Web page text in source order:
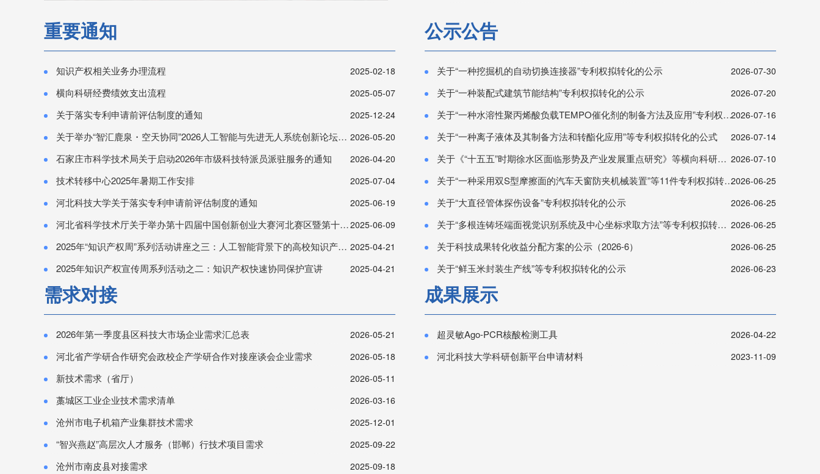
重要通知
知识产权相关业务办理流程 2025-02-18
横向科研经费绩效支出流程 2025-05-07
关于落实专利申请前评估制度的通知 2025-12-24
关于举办“智汇鹿泉・空天协同”2026人工智能与先进无人系统创新论坛的会议通知 2026-05-20
石家庄市科学技术局关于启动2026年市级科技特派员派驻服务的通知 2026-04-20
技术转移中心2025年暑期工作安排 2025-07-04
河北科技大学关于落实专利申请前评估制度的通知 2025-06-19
河北省科学技术厅关于举办第十四届中国创新创业大赛河北赛区暨第十三届河北省创新创业大赛的通知 2025-06-09
2025年“知识产权周”系列活动讲座之三：人工智能背景下的高校知识产权保护与高质量转化运用 2025-04-21
2025年知识产权宣传周系列活动之二：知识产权快速协同保护宣讲 2025-04-21
公示公告
关于“一种挖掘机的自动切换连接器”专利权拟转化的公示 2026-07-30
关于“一种装配式建筑节能结构”专利权拟转化的公示 2026-07-20
关于“一种水溶性聚丙烯酸负载TEMPO催化剂的制备方法及应用”专利权拟转化的公示 2026-07-16
关于“一种离子液体及其制备方法和转酯化应用”等专利权拟转化的公式 2026-07-14
关于《“十五五”时期徐水区面临形势及产业发展重点研究》等横向科研项目绩效支出的公示 2026-07-10
关于“一种采用双S型摩擦面的汽车天窗防夹机械装置”等11件专利权拟转化的公示 2026-06-25
关于“大直径管体探伤设备”专利权拟转化的公示 2026-06-25
关于“多根连铸坯端面视觉识别系统及中心坐标求取方法”等专利权拟转化的公示 2026-06-25
关于科技成果转化收益分配方案的公示（2026-6） 2026-06-25
关于“鲜玉米封装生产线”等专利权拟转化的公示 2026-06-23
需求对接
2026年第一季度县区科技大市场企业需求汇总表 2026-05-21
河北省产学研合作研究会政校企产学研合作对接座谈会企业需求 2026-05-18
新技术需求（省厅） 2026-05-11
藁城区工业企业技术需求清单 2026-03-16
沧州市电子机箱产业集群技术需求 2025-12-01
“智兴燕赵”高层次人才服务（邯郸）行技术项目需求 2025-09-22
沧州市南皮县对接需求 2025-09-18
成果展示
超灵敏Ago-PCR核酸检测工具 2026-04-22
河北科技大学科研创新平台申请材料 2023-11-09